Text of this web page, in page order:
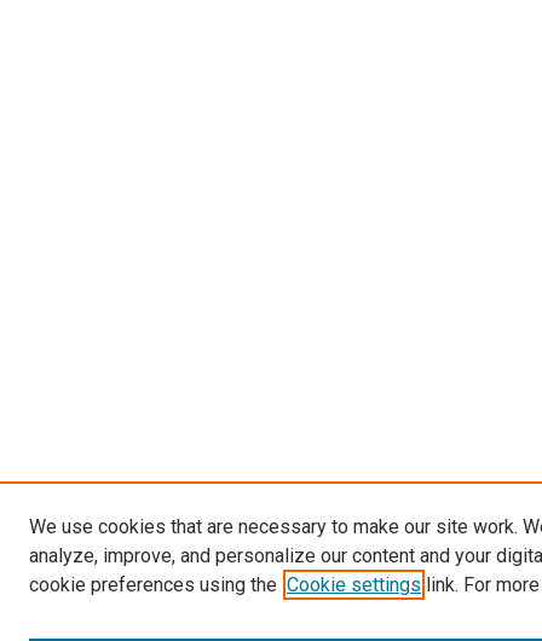
We use cookies that are necessary to make our site work.
analyze, improve, and personalize our content and your
cookie preferences using the Cookie settings link. For